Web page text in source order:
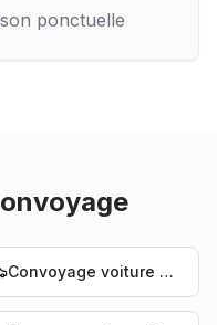
ponctuelle
Convoyage voiture Nantes